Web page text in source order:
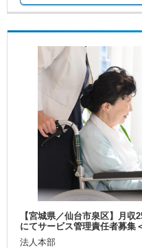
【宮城県／仙台市泉区】月
にてサービス管理責任者募集
法人本部